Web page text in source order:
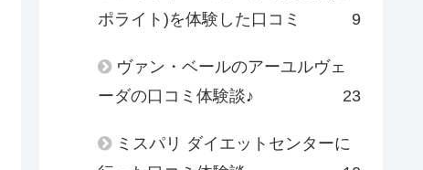
ポライト)を体験した口コミ
9
ヴァン・ベールのアーユルヴェ
ーダの口コミ体験談♪
23
ミスパリ ダイエットセンターに